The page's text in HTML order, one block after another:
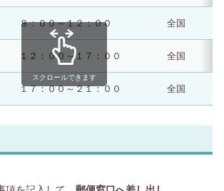
８：００～１２：００ 全国
１２：００～１７：００ 全国
１７：００～２１：００ 全国
スクロールできます